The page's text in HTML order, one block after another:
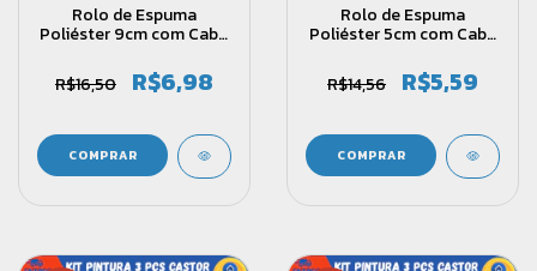
Rolo de Espuma
Poliéster 9cm com Cabo
R$16,50
R$6,98
Rolo de Espuma
Poliéster 5cm com Cabo
R$14,56
R$5,59